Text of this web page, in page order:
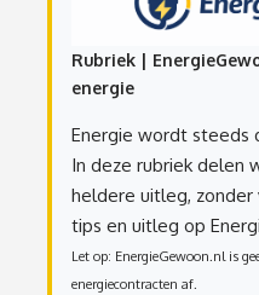
Rubriek |
energie
Energie wordt steeds
In deze rubriek delen
heldere uitleg, zonder
tips en uitleg op
Let op: EnergieGewoon.nl is
energiecontracten af.